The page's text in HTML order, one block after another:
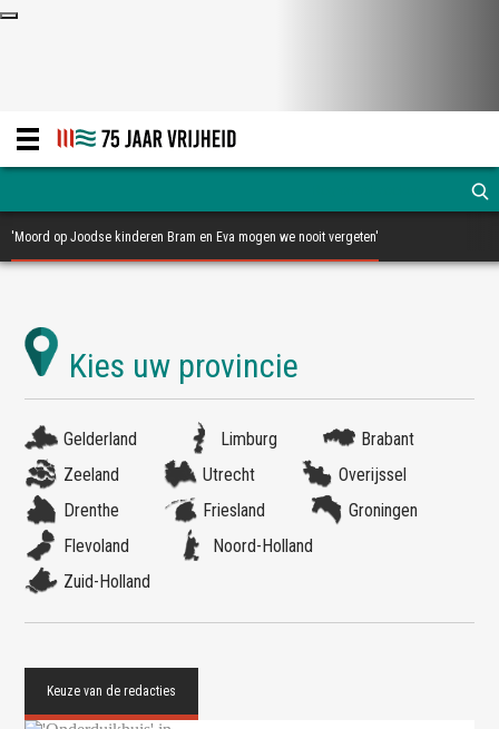
'Moord op Joodse kinderen Bram en Eva mogen we nooit vergeten'
Gelderland Limburg
Brabant
Zeeland
Utrecht
Overijssel
Drenthe
Friesland
Groningen
Flevoland
Noord-Holland
Zuid-Holland